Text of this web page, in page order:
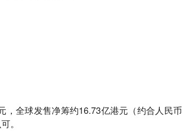
全球发售净筹约16.73亿港元（约合人民币
。